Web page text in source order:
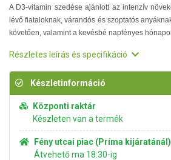
A D3-vitamin szedése ajánlott az intenzív
lévő fiataloknak, várandós és szoptatós
követően, valamint a kevésbé napfényes
Részletes leírás és specifikáció
Készletinformáció
Központi raktár
Készleten van a termék
Fény utcai piac (Príma kijáratánál)
Átvehető ma 18:30-ig